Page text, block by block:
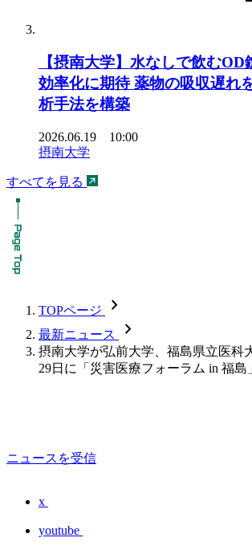
【摂南大学】水なしで飲む
効率化に期待 薬物の吸収遅れ
析手法を構築
2026.06.19 10:00
摂南大学
すべてを見る
TOPページ chevron_forward
最新ニュース chevron_forward
摂南大学が弘前大学、福島県立医科
29日に「災害医療フォーラム in 福島
ニュースを受信
x
youtube